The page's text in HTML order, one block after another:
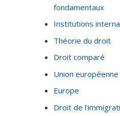
fondamentaux
Institutions
Théorie du droit
Droit comparé
Union européenne
Europe
Droit de